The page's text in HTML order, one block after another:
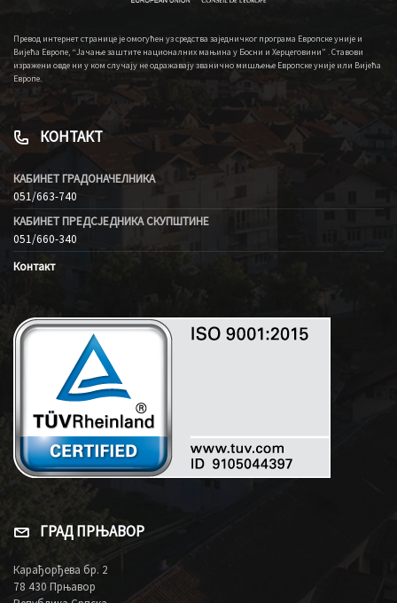
Превод интернет странице је омогућен уз средства заједничког програма Европске уније и
Вијећа Европе, “Јачање заштите националних мањина у Босни и Херцеговини” . Ставови
изражени овде ни у ком случају не одражавају званично мишљење Европске уније или Вијећа
Европе.
КОНТАКТ
КАБИНЕТ ГРАДОНАЧЕЛНИКА
051/663-740
КАБИНЕТ ПРЕДСЈЕДНИКА СКУПШТИНЕ
051/660-340
Контакт
ГРАД ПРЊАВОР
Карађорђева бр. 2
78 430 Прњавор